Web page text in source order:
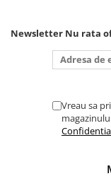
Echipamente De
LICHIDARE DE STOC
puternica si de la
bagi la priza nu mai
toata ziua ,ce...
Newsletter Nu rata
Vreau sa